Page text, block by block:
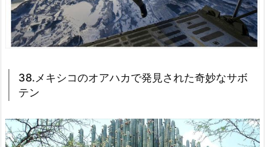
38.メキシコのオアハカで発見された奇妙なサボ
テン